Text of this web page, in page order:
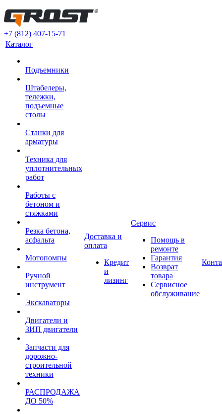
+7 (812) 407-15-71
Каталог
Подъемники
Штабелеры,
тележки,
подъемные
столы
Станки для
арматуры
Техника для
уплотнительных
работ
Работы с
бетоном и
стяжками
Резка бетона,
асфальта
Мотопомпы
Ручной
инструмент
Экскаваторы
Двигатели и
ЗИП двигатели
Запчасти для
дорожно-
строительной
техники
РАСПРОДАЖА
ДО 50%
Доставка и
оплата
Кредит
и
лизинг
Сервис
Помощь в
ремонте
Гарантия
Возврат
товара
Сервисное
обслуживание